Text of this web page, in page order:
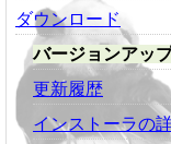
ダウンロード
バージョンアッ
更新履歴
インストーラの